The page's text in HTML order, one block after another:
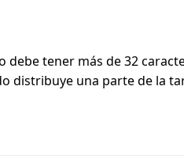
tener más de 32
distribuye una parte de la